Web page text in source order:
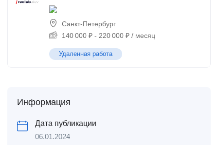
Санкт-Петербург
140 000 ₽ - 220 000 ₽ / месяц
Удаленная работа
Информация
Дата публикации
06.01.2024